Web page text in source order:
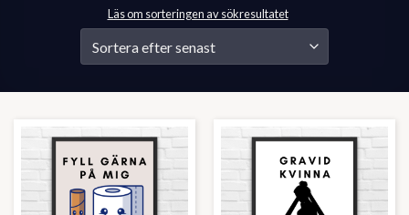
Läs om sorteringen av sökresultatet